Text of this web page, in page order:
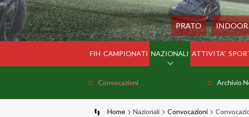
PRATO INDOOR
FIH CAMPIONATI NAZIONALI ATTIVITA'
Convocazioni Archivio
Home Nazionali Convocazioni